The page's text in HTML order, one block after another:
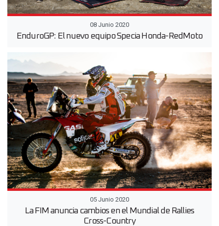
08 Junio 2020
EnduroGP: El nuevo equipo Specia Honda-RedMoto
05 Junio 2020
La FIM anuncia cambios en el Mundial de Rallies
Cross-Country